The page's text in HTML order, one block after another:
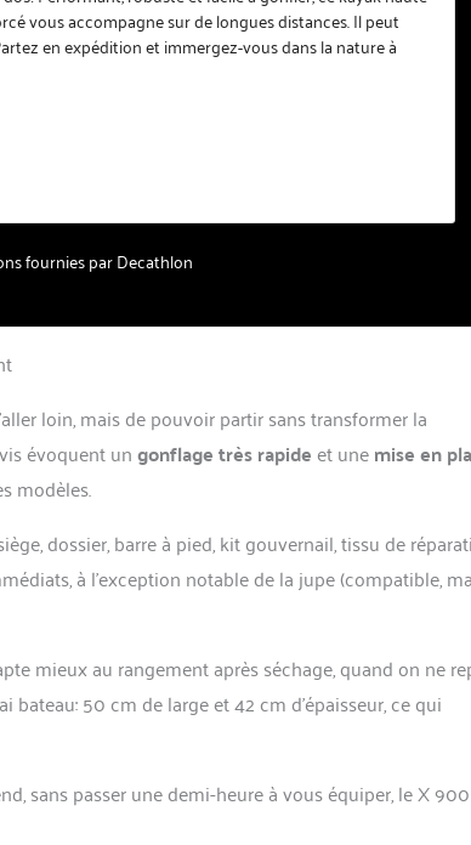
vous accompagne sur de longues distances. Il peut
en expédition et immergez-vous dans la nature à
kayak avec la meilleure glisse de toute notre gamme:
travail calage/coque offre une bonne stabilité en
kayak sit-in d'expédition de 5m transportable
64.0% Polychlorure de vinyle, 36.0% Polyester
fournies par Decathlon
loin, mais de pouvoir partir sans transformer la
évoquent ungonflage très rapide et unemise en
modèles.
dossier, barre à pied, kit gouvernail, tissu de
à l’exception notable de la jupe (compatible,
mieux au rangement après séchage, quand on ne
bateau: 50 cm de large et 42 cm d’épaisseur, ce qui
sans passer une demi-heure à vous équiper, le X